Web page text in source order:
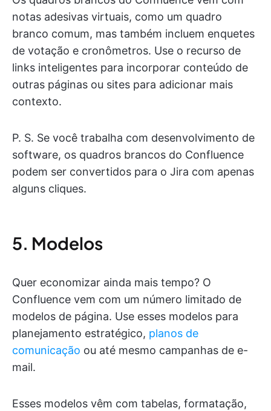
notas adesivas virtuais, como um quadro
branco comum, mas também incluem enquetes
de votação e cronômetros. Use o recurso de
links inteligentes para incorporar conteúdo de
outras páginas ou sites para adicionar mais
contexto.
P. S. Se você trabalha com desenvolvimento de
software, os quadros brancos do Confluence
podem ser convertidos para o Jira com apenas
alguns cliques.
5. Modelos
Quer economizar ainda mais tempo? O
Confluence vem com um número limitado de
modelos de página. Use esses modelos para
planejamento estratégico, planos de
comunicação ou até mesmo campanhas de e-
mail.
Esses modelos vêm com tabelas, formatação,